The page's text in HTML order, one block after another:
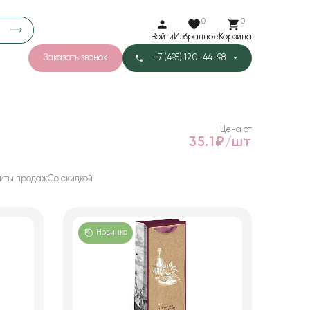
Войти
0
Избранное
0
Корзина
Заказать звонок +7 (495) 120-44-98
Бархат
Цена от
35.1₽/шт
продажСо скидкой
Новинка